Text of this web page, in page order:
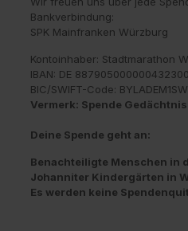
Bankverbindung:
SPK Mainfranken Würzburg
Kontoinhaber: Stadtmarathon
IBAN: DE
BIC/SWIFT-Code:
Vermerk: Spende
Deine Spende geht an:
Benachteiligte Menschen in
Johanniter Kindergärten in
Es werden keine